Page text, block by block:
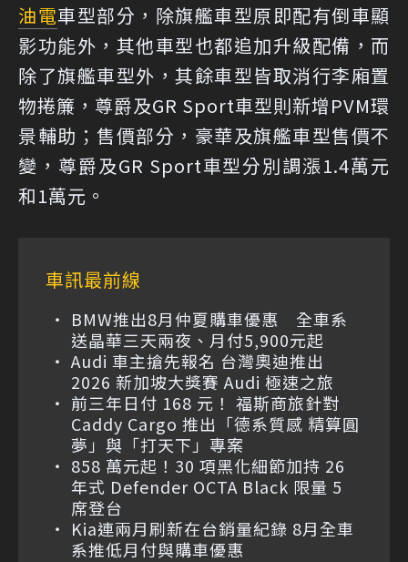
油電車型部分，除旗艦車型原即配有倒車顯
影功能外，其他車型也都追加升級配備，而
除了旗艦車型外，其餘車型皆取消行李廂置
物捲簾，尊爵及GR Sport車型則新增PVM環
景輔助；售價部分，豪華及旗艦車型售價不
變，尊爵及GR Sport車型分別調漲1.4萬元
和1萬元。
車訊最前線
BMW推出8月仲夏購車優惠 全車系
送晶華三天兩夜、月付5,900元起
Audi 車主搶先報名 台灣奧迪推出
2026 新加坡大獎賽 Audi 極速之旅
前三年日付 168 元！ 福斯商旅針對
Caddy Cargo 推出「德系質感 精算圓
夢」與「打天下」專案
858 萬元起！30 項黑化細節加持 26
年式 Defender OCTA Black 限量 5
席登台
Kia連兩月刷新在台銷量紀錄 8月全車
系推低月付與購車優惠